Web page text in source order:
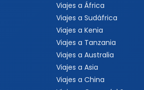
Viajes a África
Viajes a Sudáfrica
Viajes a Kenia
Viajes a Tanzania
Viajes a Australia
Viajes a Asia
Viajes a China